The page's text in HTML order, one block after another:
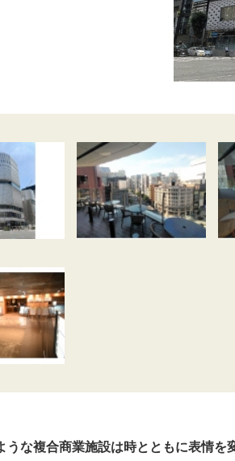
うな複合商業施設は時とともに表情を